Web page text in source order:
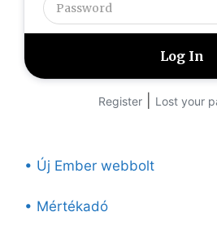
Register Lost your
• Új Ember webbolt
• Mértékadó